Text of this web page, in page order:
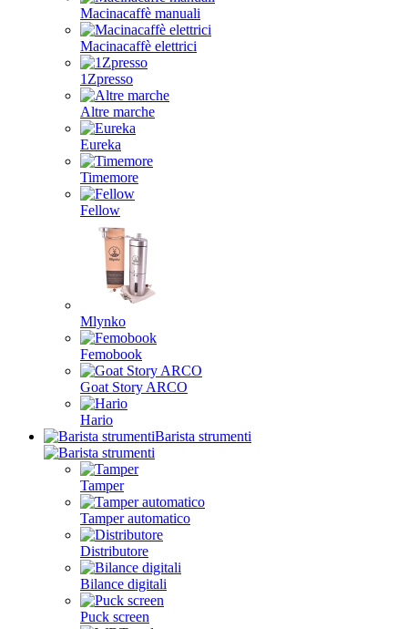
Macinacaffè manuali
Macinacaffè elettrici
1Zpresso
Altre marche
Eureka
Timemore
Fellow
Mlynko
Femobook
Goat Story ARCO
Hario
Barista strumenti
Tamper
Tamper automatico
Distributore
Bilance digitali
Puck screen